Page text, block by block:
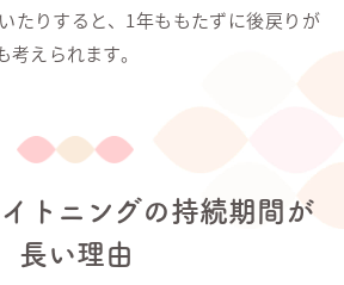
たりすると、1年ももたずに後戻りが
えられます。
イトニングの持続期間が
長い理由